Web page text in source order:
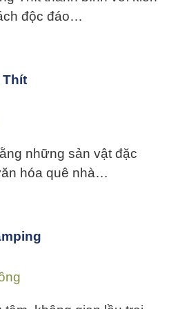
độc đáo…
Thít
những sản vật đặc
hóa quê nhà…